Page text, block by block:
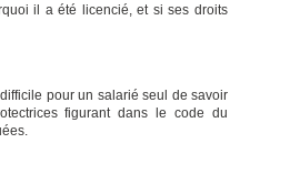
il a été licencié, et si ses droits
pour un salarié seul de savoir
figurant dans le code du